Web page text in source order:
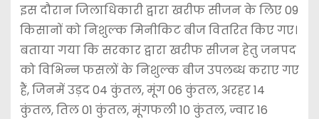
इस दौरान जिलाधिकारी द्वारा खरीफ सीजन के लिए 09
किसानों को निशुल्क मिनीकिट बीज वितरित किए गए।
बताया गया कि सरकार द्वारा खरीफ सीजन हेतु जनपद
को विभिन्न फसलों के निशुल्क बीज उपलब्ध कराए गए
हैं, जिनमें उड़द 04 कुंतल, मूंग 06 कुंतल, अरहर 14
कुंतल, तिल 01 कुंतल, मूंगफली 10 कुंतल, ज्वार 16